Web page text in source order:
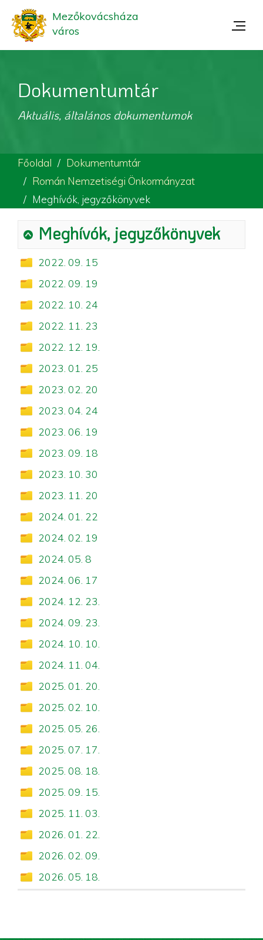
Mezőkovácsháza
város
Dokumentumtár
Aktuális, általános dokumentumok
Főoldal
Dokumentumtár
Román Nemzetiségi Önkormányzat
Meghívók, jegyzőkönyvek
Meghívók, jegyzőkönyvek
2022. 09. 15
2022. 09. 19
2022. 10. 24
2022. 11. 23
2022. 12. 19.
2023. 01. 25
2023. 02. 20
2023. 04. 24
2023. 06. 19
2023. 09. 18
2023. 10. 30
2023. 11. 20
2024. 01. 22
2024. 02. 19
2024. 05. 8
2024. 06. 17
2024. 12. 23.
2024. 09. 23.
2024. 10. 10.
2024. 11. 04.
2025. 01. 20.
2025. 02. 10.
2025. 05. 26.
2025. 07. 17.
2025. 08. 18.
2025. 09. 15.
2025. 11. 03.
2026. 01. 22.
2026. 02. 09.
2026. 05. 18.